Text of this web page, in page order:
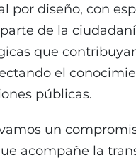
por diseño, con
de la
que
el
públicas.
un
acompañe la